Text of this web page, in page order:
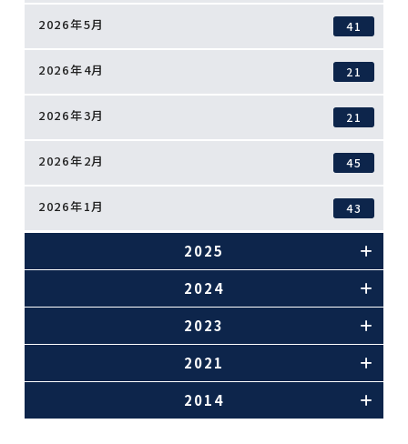
2026年5月 41
2026年4月 21
2026年3月 21
2026年2月 45
2026年1月 43
2025
2024
2023
2021
2014